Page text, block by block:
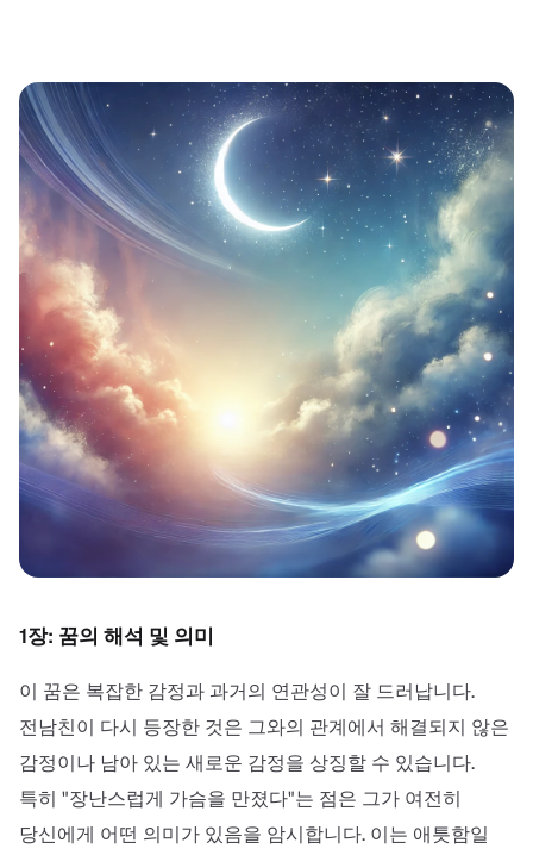
1장: 꿈의 해석 및 의미
이 꿈은 복잡한 감정과 과거의 연관성이 잘 드러납니다.
전남친이 다시 등장한 것은 그와의 관계에서 해결되지 않은
감정이나 남아 있는 새로운 감정을 상징할 수 있습니다.
특히 "장난스럽게 가슴을 만졌다"는 점은 그가 여전히
당신에게 어떤 의미가 있음을 암시합니다. 이는 애틋함일